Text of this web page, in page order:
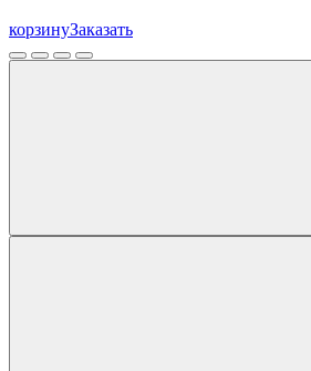
корзинуЗаказать